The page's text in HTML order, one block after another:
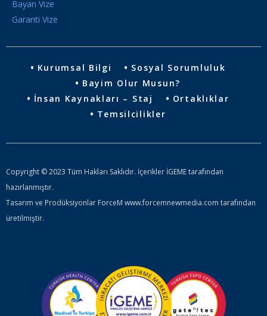
Bayan Vize
Garanti Vize
Kurumsal Bilgi
Sosyal Sorumluluk
Bayim Olur Musun?
İnsan Kaynakları – Staj
Ortaklıklar
Temsilcilikler
Copyright © 2023 Tüm Hakları Saklıdır. İçerikler İGEME tarafından
hazırlanmıştır.
Tasarım ve Prodüksiyonlar ForceM www.forcemnewmedia.com tarafından
üretilmiştir.